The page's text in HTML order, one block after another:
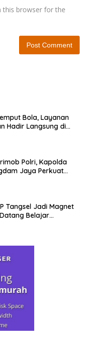
this browser for the
Bola, Layanan
Hadir Langsung di
Polri, Kapolda
Jaya Perkuat
Tangsel Jadi Magnet
Belajar